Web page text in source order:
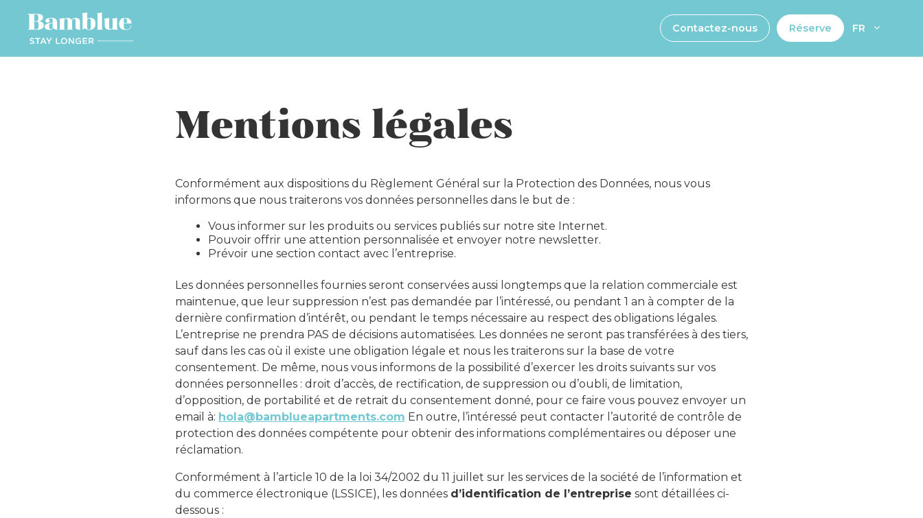
contenu
Contactez-nous Réserve FR
Mentions légales
Conformément aux dispositions du Règlement Général sur la Protection des Données, nous vous
informons que nous traiterons vos données personnelles dans le but de :
Vous informer sur les produits ou services publiés sur notre site Internet.
Pouvoir offrir une attention personnalisée et envoyer notre newsletter.
Prévoir une section contact avec l’entreprise.
Les données personnelles fournies seront conservées aussi longtemps que la relation commerciale est
maintenue, que leur suppression n’est pas demandée par l’intéressé, ou pendant 1 an à compter de la
dernière confirmation d’intérêt, ou pendant le temps nécessaire au respect des obligations légales.
L’entreprise ne prendra PAS de décisions automatisées. Les données ne seront pas transférées à des tiers,
sauf dans les cas où il existe une obligation légale et nous les traiterons sur la base de votre
consentement. De même, nous vous informons de la possibilité d’exercer les droits suivants sur vos
données personnelles : droit d’accès, de rectification, de suppression ou d’oubli, de limitation,
d’opposition, de portabilité et de retrait du consentement donné, pour ce faire vous pouvez envoyer un
email à: hola@bamblueapartments.com En outre, l’intéressé peut contacter l’autorité de contrôle de
protection des données compétente pour obtenir des informations complémentaires ou déposer une
réclamation.
Conformément à l’article 10 de la loi 34/2002 du 11 juillet sur les services de la société de l’information et
du commerce électronique (LSSICE), les données d’identification de l’entreprise sont détaillées ci-
dessous :